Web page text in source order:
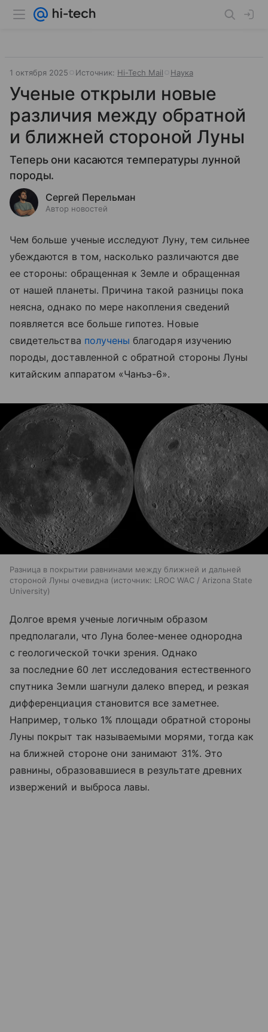
1 октября 2025 Источник: Hi-Tech Mail Наука
Ученые открыли новые
различия между обратной
и ближней стороной Луны
Теперь они касаются температуры лунной
породы.
Сергей Перельман
Автор новостей
Чем больше ученые исследуют Луну, тем сильнее
убеждаются в том, насколько различаются две
ее стороны: обращенная к Земле и обращенная
от нашей планеты. Причина такой разницы пока
неясна, однако по мере накопления сведений
появляется все больше гипотез. Новые
свидетельства получены благодаря изучению
породы, доставленной с обратной стороны Луны
китайским аппаратом «Чанъэ-6».
Разница в покрытии равнинами между ближней и дальней
стороной Луны очевидна
источник: LROC WAC / Arizona State
University
Долгое время ученые логичным образом
предполагали, что Луна более-менее однородна
с геологической точки зрения. Однако
за последние 60 лет исследования естественного
спутника Земли шагнули далеко вперед, и резкая
дифференциация становится все заметнее.
Например, только 1% площади обратной стороны
Луны покрыт так называемыми морями, тогда как
на ближней стороне они занимают 31%. Это
равнины, образовавшиеся в результате древних
извержений и выброса лавы.